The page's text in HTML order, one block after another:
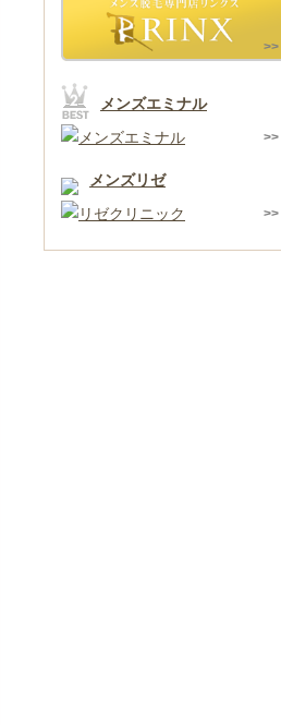
メンズエミナル
メンズリゼ